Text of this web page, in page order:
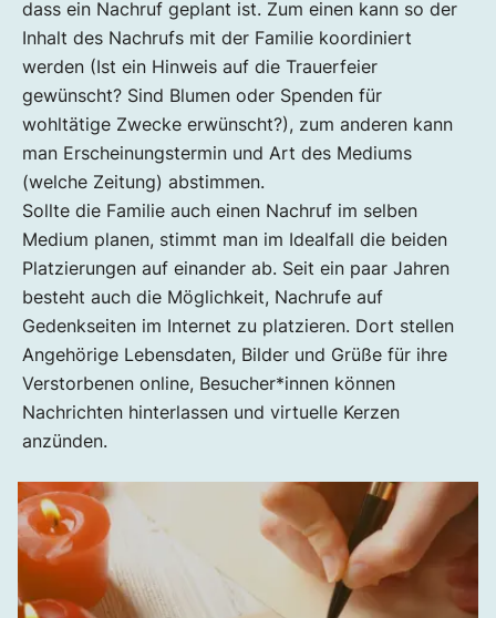
dass ein Nachruf geplant ist. Zum einen kann so der
Inhalt des Nachrufs mit der Familie koordiniert
werden (Ist ein Hinweis auf die Trauerfeier
gewünscht? Sind Blumen oder Spenden für
wohltätige Zwecke erwünscht?), zum anderen kann
man Erscheinungstermin und Art des Mediums
(welche Zeitung) abstimmen.
Sollte die Familie auch einen Nachruf im selben
Medium planen, stimmt man im Idealfall die beiden
Platzierungen auf einander ab. Seit ein paar Jahren
besteht auch die Möglichkeit, Nachrufe auf
Gedenkseiten im Internet zu platzieren. Dort stellen
Angehörige Lebensdaten, Bilder und Grüße für ihre
Verstorbenen online, Besucher*innen können
Nachrichten hinterlassen und virtuelle Kerzen
anzünden.